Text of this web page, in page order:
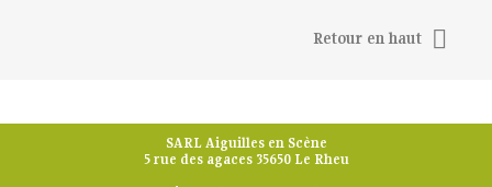
Retour en haut 
SARL Aiguilles en Scène
5 rue des agaces 35650 Le Rheu